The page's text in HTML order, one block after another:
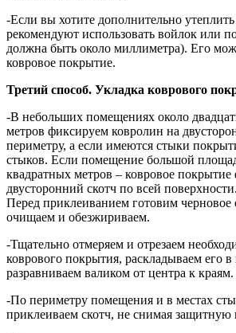
-Если вы хотите дополнительно
рекомендуют использовать войлок или
должна быть около миллиметра). Его
ковровое покрытие.
Третий способ. Укладка коврового
-В небольших помещениях около
метров фиксируем ковролин на
периметру, а если имеются стыки
стыков. Если помещение большой
квадратных метров – ковровое
двусторонний скотч по всей поверхности.
Перед приклеиванием готовим черновое
очищаем и обезжириваем.
-Тщательно отмеряем и отрезаем
коврового покрытия, раскладываем его
разравниваем валиком от центра к краям.
-По периметру помещения и в местах
приклеиваем скотч, не снимая защитную